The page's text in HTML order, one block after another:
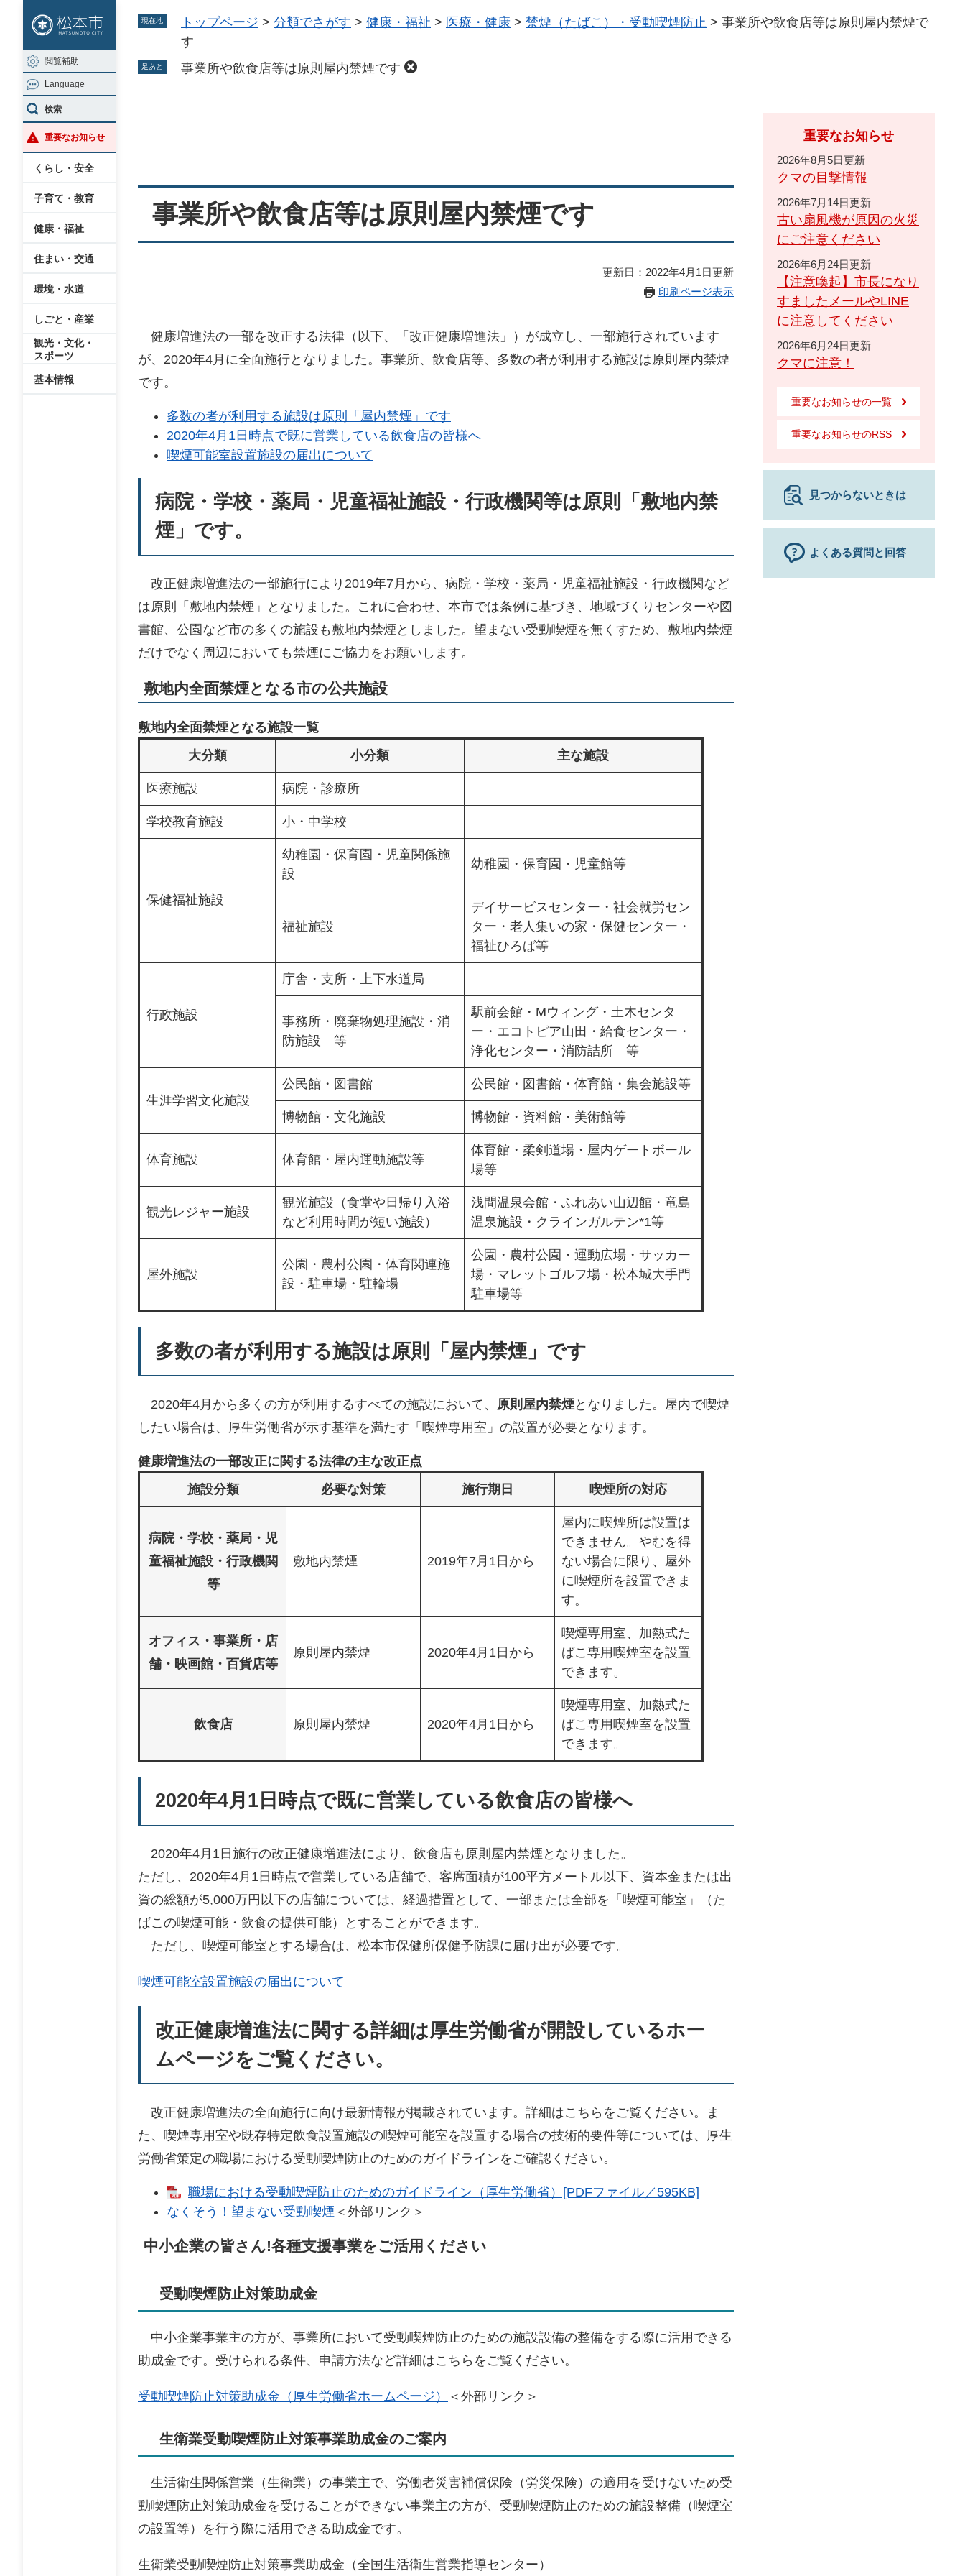
ジ
の
先
頭
で
す
ュ
ー
を
飛
ば
し
閲覧補助
Language
検索
重要なお知らせ
くらし・安全
子育て・教育
健康・福祉
住まい・交通
環境・水道
しごと・産業
観光・文化・
スポーツ
基本情報
現在地 トップページ > 分類でさがす > 健康・福祉 > 医療・健康 > 禁煙（たばこ）・受動喫煙防止 > 事業所や飲食店等は原則屋内禁煙で
す
足あと 事業所や飲食店等は原則屋内禁煙です
事業所や飲食店等は原則屋内禁煙です
更新日：2022年4月1日更新
印刷ページ表示
健康増進法の一部を改正する法律（以下、「改正健康増進法」）が成立し、一部施行されています
が、2020年4月に全面施行となりました。事業所、飲食店等、多数の者が利用する施設は原則屋内禁煙
です。
多数の者が利用する施設は原則「屋内禁煙」です
2020年4月1日時点で既に営業している飲食店の皆様へ
喫煙可能室設置施設の届出について
病院・学校・薬局・児童福祉施設・行政機関等は原則「敷地内禁
煙」です。
改正健康増進法の一部施行により2019年7月から、病院・学校・薬局・児童福祉施設・行政機関など
は原則「敷地内禁煙」となりました。これに合わせ、本市では条例に基づき、地域づくりセンターや図
書館、公園など市の多くの施設も敷地内禁煙としました。望まない受動喫煙を無くすため、敷地内禁煙
だけでなく周辺においても禁煙にご協力をお願いします。
敷地内全面禁煙となる市の公共施設
敷地内全面禁煙となる施設一覧
大分類
小分類 主な施設
医療施設 病院・診療所
学校教育施設 小・中学校
保健福祉施設
幼稚園・保育園・児童関係施
設
幼稚園・保育園・児童館等
福祉施設
デイサービスセンター・社会就労セン
ター・老人集いの家・保健センター・
福祉ひろば等
行政施設
庁舎・支所・上下水道局
事務所・廃棄物処理施設・消
防施設 等
駅前会館・Mウィング・土木センタ
ー・エコトピア山田・給食センター・
浄化センター・消防詰所 等
生涯学習文化施設
公民館・図書館 公民館・図書館・体育館・集会施設等
博物館・文化施設 博物館・資料館・美術館等
体育施設 体育館・屋内運動施設等
体育館・柔剣道場・屋内ゲートボール
場等
観光レジャー施設
観光施設（食堂や日帰り入浴
など利用時間が短い施設）
浅間温泉会館・ふれあい山辺館・竜島
温泉施設・クラインガルテン*1等
屋外施設
公園・農村公園・体育関連施
設・駐車場・駐輪場
公園・農村公園・運動広場・サッカー
場・マレットゴルフ場・松本城大手門
駐車場等
多数の者が利用する施設は原則「屋内禁煙」です
2020年4月から多くの方が利用するすべての施設において、 原則屋内禁煙となりました。屋内で喫煙
したい場合は、厚生労働省が示す基準を満たす「喫煙専用室」の設置が必要となります。
健康増進法の一部改正に関する法律の主な改正点
施設分類
必要な対策 施行期日 喫煙所の対応
病院・学校・薬局・児
童福祉施設・行政機関
等
敷地内禁煙 2019年7月1日から
屋内に喫煙所は設置は
できません。やむを得
ない場合に限り、屋外
に喫煙所を設置できま
す。
オフィス・事業所・店
舗・映画館・百貨店等
原則屋内禁煙 2020年4月1日から
喫煙専用室、加熱式た
ばこ専用喫煙室を設置
できます。
飲食店 原則屋内禁煙 2020年4月1日から
喫煙専用室、加熱式た
ばこ専用喫煙室を設置
できます。
2020年4月1日時点で既に営業している飲食店の皆様へ
2020年4月1日施行の改正健康増進法により、飲食店も原則屋内禁煙となりました。
ただし、2020年4月1日時点で営業している店舗で、客席面積が100平方メートル以下、資本金または出
資の総額が5,000万円以下の店舗については、経過措置として、一部または全部を「喫煙可能室」（た
ばこの喫煙可能・飲食の提供可能）とすることができます。
ただし、喫煙可能室とする場合は、松本市保健所保健予防課に届け出が必要です。
喫煙可能室設置施設の届出について
改正健康増進法に関する詳細は厚生労働省が開設しているホー
ムページをご覧ください。
改正健康増進法の全面施行に向け最新情報が掲載されています。詳細はこちらをご覧ください。ま
た、喫煙専用室や既存特定飲食設置施設の喫煙可能室を設置する場合の技術的要件等については、厚生
労働省策定の職場における受動喫煙防止のためのガイドラインをご確認ください。
職場における受動喫煙防止のためのガイドライン（厚生労働省）[PDFファイル／595KB]
なくそう！望まない受動喫煙 ＜外部リンク＞
中小企業の皆さん!各種支援事業をご活用ください
受動喫煙防止対策助成金
中小企業事業主の方が、事業所において受動喫煙防止のための施設設備の整備をする際に活用できる
助成金です。受けられる条件、申請方法など詳細はこちらをご覧ください。
受動喫煙防止対策助成金（厚生労働省ホームページ） ＜外部リンク＞
生衛業受動喫煙防止対策事業助成金のご案内
生活衛生関係営業（生衛業）の事業主で、労働者災害補償保険（労災保険）の適用を受けないため受
動喫煙防止対策助成金を受けることができない事業主の方が、受動喫煙防止のための施設整備（喫煙室
の設置等）を行う際に活用できる助成金です。
生衛業受動喫煙防止対策事業助成金（全国生活衛生営業指導センター）
重要なお知らせ
2026年8月5日更新
クマの目撃情報
2026年7月14日更新
古い扇風機が原因の火災
にご注意ください
2026年6月24日更新
【注意喚起】市長になり
すましたメールやLINE
に注意してください
2026年6月24日更新
クマに注意！
重要なお知らせの一覧
重要なお知らせのRSS
見つからないときは
よくある質問と回答